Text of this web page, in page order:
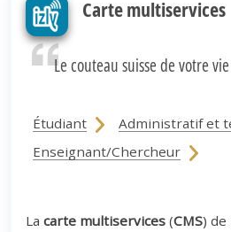
Carte multiservices
Le couteau suisse de votre
Étudiant
Administratif et
Enseignant/Chercheur
Lacarte multiservices(CMS) de